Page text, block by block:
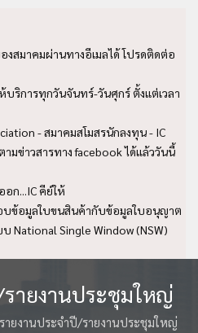
สมาคมผ่านทางอีเมลได้ โปรดติดต่อ
บริการทุกวันจันทร์-วันศุกร์ ตั้งแต่เวลา
- สมาคมสโมสรนักลงทุน - IC
มข่าวสารทาง facebook ได้แล้ววันนี้
ก...IC คีย์ให้
บข้อมูลใบขนสินค้ากับข้อมูลใบอนุญาต
National Single Window (NSW)
ายงานประชุมใหญ่
รายงานประจำปี/รายงานประชุมใหญ่